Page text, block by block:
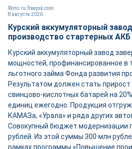
8 августа 2026
Фото: ru.freepik.com
Курский аккумуляторный
производство стартерных АКБ
Курский аккумуляторный завод
мощностей, профинансированное в
льготного займа Фонда развития
Результатом должен стать
свинцово-кислотных батарей на
единиц ежегодно. Продукция
КАМАЗа, «Урала» и ряда других
Совокупный бюджет модернизации
рублей. Из этой суммы 300 млн
рамках программы «Повышение